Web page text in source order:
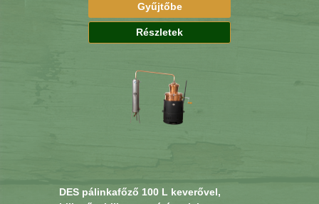
Gyűjtőbe
Részletek
DES pálinkafőző 100 L keverővel,